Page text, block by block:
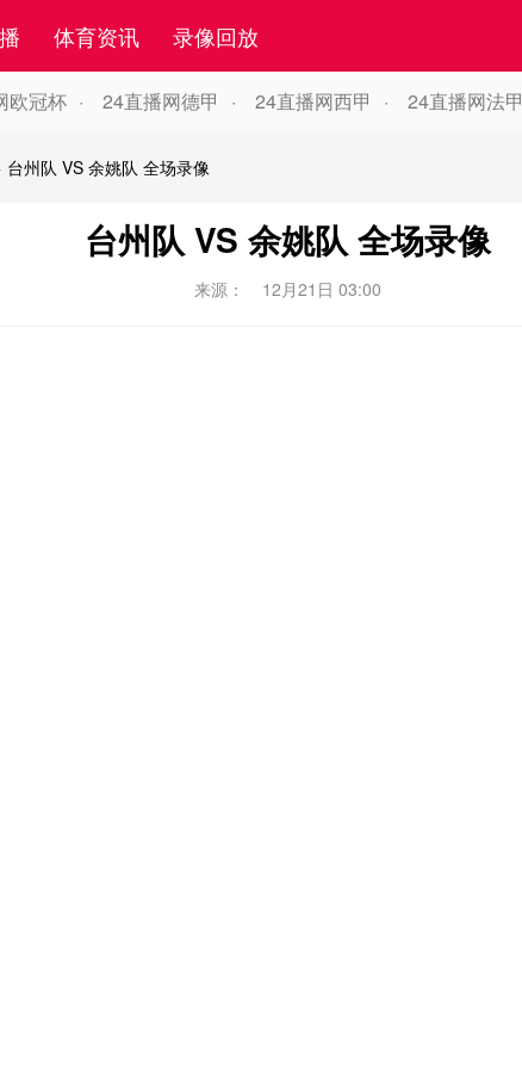
体育资讯 录像回放
欧冠杯 24直播网德甲 24直播网西甲 24直播网法甲
台州队 VS 余姚队 全场录像
台州队 VS 余姚队 全场录像
来源： 12月21日 03:00